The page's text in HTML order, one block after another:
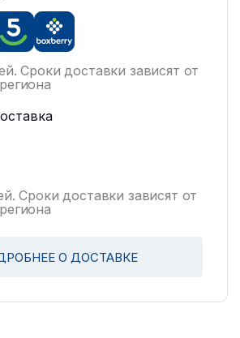
Сроки доставки зависят от
Сроки доставки зависят от
О ДОСТАВКЕ